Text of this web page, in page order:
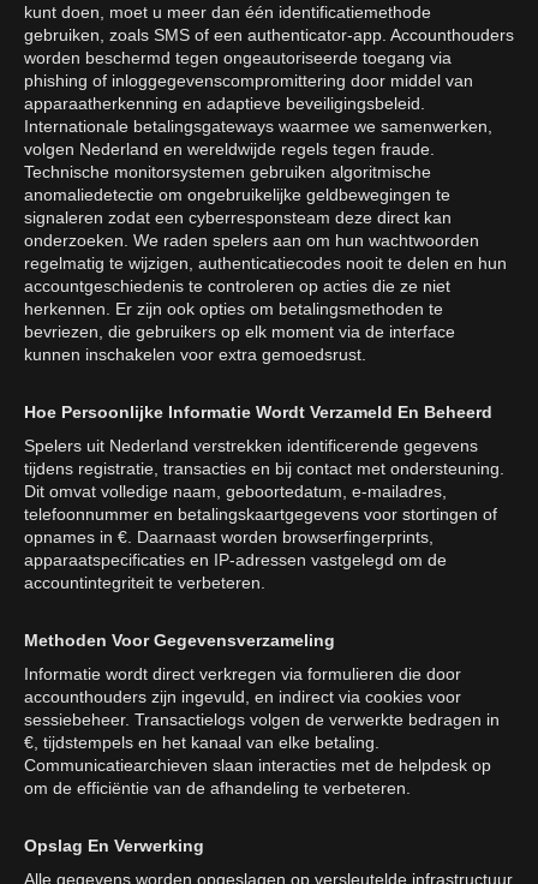
kunt doen, moet u meer dan één identificatiemethode
gebruiken, zoals SMS of een authenticator-app. Accounthouders
worden beschermd tegen ongeautoriseerde toegang via
phishing of inloggegevenscompromittering door middel van
apparaatherkenning en adaptieve beveiligingsbeleid.
Internationale betalingsgateways waarmee we samenwerken,
volgen Nederland en wereldwijde regels tegen fraude.
Technische monitorsystemen gebruiken algoritmische
anomaliedetectie om ongebruikelijke geldbewegingen te
signaleren zodat een cyberresponsteam deze direct kan
onderzoeken. We raden spelers aan om hun wachtwoorden
regelmatig te wijzigen, authenticatiecodes nooit te delen en hun
accountgeschiedenis te controleren op acties die ze niet
herkennen. Er zijn ook opties om betalingsmethoden te
bevriezen, die gebruikers op elk moment via de interface
kunnen inschakelen voor extra gemoedsrust.
Hoe Persoonlijke Informatie Wordt Verzameld En Beheerd
Spelers uit Nederland verstrekken identificerende gegevens
tijdens registratie, transacties en bij contact met ondersteuning.
Dit omvat volledige naam, geboortedatum, e-mailadres,
telefoonnummer en betalingskaartgegevens voor stortingen of
opnames in €. Daarnaast worden browserfingerprints,
apparaatspecificaties en IP-adressen vastgelegd om de
accountintegriteit te verbeteren.
Methoden Voor Gegevensverzameling
Informatie wordt direct verkregen via formulieren die door
accounthouders zijn ingevuld, en indirect via cookies voor
sessiebeheer. Transactielogs volgen de verwerkte bedragen in
€, tijdstempels en het kanaal van elke betaling.
Communicatiearchieven slaan interacties met de helpdesk op
om de efficiëntie van de afhandeling te verbeteren.
Opslag En Verwerking
Alle gegevens worden opgeslagen op versleutelde infrastructuur